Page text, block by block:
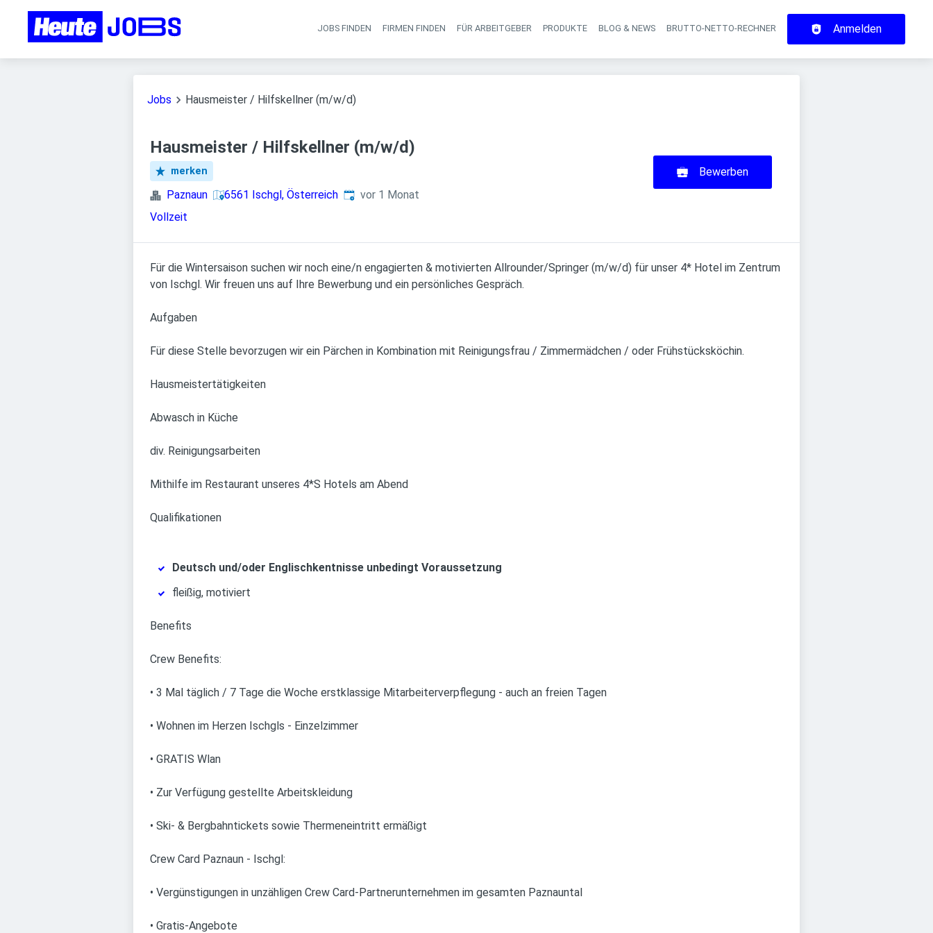
Haupt-Navigation
JOBS FINDEN FIRMEN FINDEN FÜR ARBEITGEBER PRODUKTE BLOG & NEWS BRUTTO-NETTO-RECHNER Anmelden
Jobs Hausmeister / Hilfskellner (m/w/d)
Hausmeister / Hilfskellner (m/w/d)
merken
Paznaun 6561 Ischgl, Österreich Veröffentlicht:
vor 1 Monat
Vollzeit
Bewerben
Für die Wintersaison suchen wir noch eine/n engagierten & motivierten Allrounder/Springer (m/w/d) für unser 4* Hotel im Zentrum
von Ischgl. Wir freuen uns auf Ihre Bewerbung und ein persönliches Gespräch.
Aufgaben
Für diese Stelle bevorzugen wir ein Pärchen in Kombination mit Reinigungsfrau / Zimmermädchen / oder Frühstücksköchin.
Hausmeistertätigkeiten
Abwasch in Küche
div. Reinigungsarbeiten
Mithilfe im Restaurant unseres 4*S Hotels am Abend
Qualifikationen
Deutsch und/oder Englischkentnisse unbedingt Voraussetzung
fleißig, motiviert
Benefits
Crew Benefits:
• 3 Mal täglich / 7 Tage die Woche erstklassige Mitarbeiterverpflegung - auch an freien Tagen
• Wohnen im Herzen Ischgls - Einzelzimmer
• GRATIS Wlan
• Zur Verfügung gestellte Arbeitskleidung
• Ski- & Bergbahntickets sowie Thermeneintritt ermäßigt
Crew Card Paznaun - Ischgl:
• Vergünstigungen in unzähligen Crew Card-Partnerunternehmen im gesamten Paznauntal
• Gratis-Angebote